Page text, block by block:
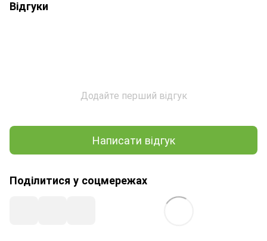
Відгуки
Додайте перший відгук
Написати відгук
Поділитися у соцмережах